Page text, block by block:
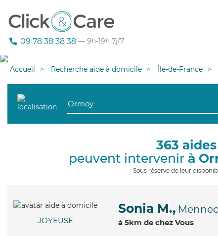
09 78 38 38 38 — 9h-19h 7j/7
Accueil Recherche aide à domicile Île-de-France
363
peuvent intervenir à
Sous réserve de leur
JOYEUSE
Sonia M.,
à 5km de chez Vous